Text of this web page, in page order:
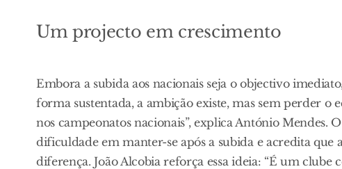
Um projecto em crescimento
Embora a subida aos nacionais seja o objectivo
forma sustentada, a ambição existe, mas sem perder
nos campeonatos nacionais”, explica António Mendes.
dificuldade em manter-se após a subida e acredita
diferença. João Alcobia reforça essa ideia: “É um clube